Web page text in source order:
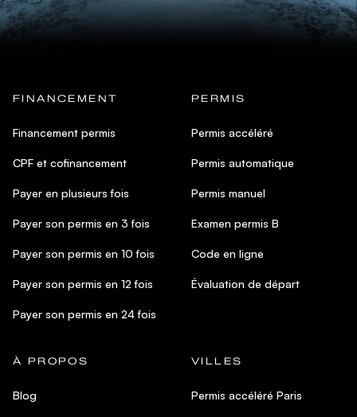
FINANCEMENT
Financement permis
CPF et cofinancement
Payer en plusieurs fois
Payer son permis en 3 fois
Payer son permis en 10 fois
Payer son permis en 12 fois
Payer son permis en 24 fois
PERMIS
Permis accéléré
Permis automatique
Permis manuel
Examen permis B
Code en ligne
Évaluation de départ
À PROPOS
Blog
VILLES
Permis accéléré Paris